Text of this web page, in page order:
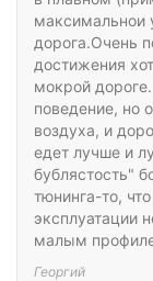
максимальнои
дорога.Очень
достижения
мокрой
поведение, но
воздуха, и
едет лучше и
бублястость"
тюнинга-то,
эксплуатации
малым
Георгий